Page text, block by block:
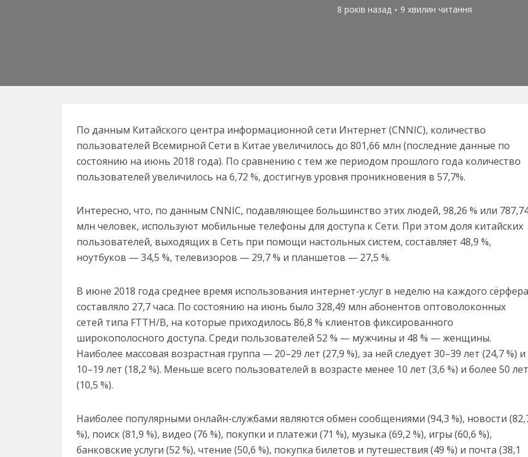
8 років назад 9 хвилин читання
По данным Китайского центра информационной сети Интернет (CNNIC), количество
пользователей Всемирной Сети в Китае увеличилось до 801,66 млн (последние данные по
состоянию на июнь 2018 года). По сравнению с тем же периодом прошлого года количество
пользователей увеличилось на 6,72 %, достигнув уровня проникновения в 57,7%.
Интересно, что, по данным CNNIC, подавляющее большинство этих людей, 98,26 % или
млн человек, используют мобильные телефоны для доступа к Сети. При этом доля китайских
пользователей, выходящих в Сеть при помощи настольных систем, составляет 48,9 %,
ноутбуков — 34,5 %, телевизоров — 29,7 % и планшетов — 27,5 %.
В июне 2018 года среднее время использования интернет-услуг в неделю на каждого сёрфера
составляло 27,7 часа. По состоянию на июнь было 328,49 млн абонентов оптоволоконных
сетей типа FTTH/B, на которые приходилось 86,8 % клиентов фиксированного
широкополосного доступа. Среди пользователей 52 % — мужчины и 48 % — женщины.
Наиболее массовая возрастная группа — 20–29 лет (27,9 %), за ней следует 30–39 лет (24,7 %) и
10–19 лет (18,2 %). Меньше всего пользователей в возрасте менее 10 лет (3,6 %) и более 50 лет
(10,5 %).
Наиболее популярными онлайн-службами являются обмен сообщениями (94,3 %), новости
%), поиск (81,9 %), видео (76 %), покупки и платежи (71 %), музыка (69,2 %), игры (60,6 %),
банковские услуги (52 %), чтение (50,6 %), покупка билетов и путешествия (49 %) и почта (38,1